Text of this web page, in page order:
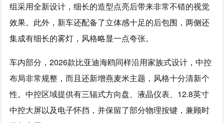
组采用全新设计，细长的造型点亮后带来非常不错的视觉
效果。此外，新车还配备了立体感十足的后包围，两侧还
集成有细长的雾灯，风格略显一点夸张。
车内部分，2026款比亚迪海鸥同样沿用家族式设计，中控
布局非常规整，而且还新增燕麦米主题，风格十分清新个
性。中控区域提供有三辐式方向盘、液晶仪表、12.8英寸
中控大屏以及电子怀挡，并保留了部分物理按键，兼顾时